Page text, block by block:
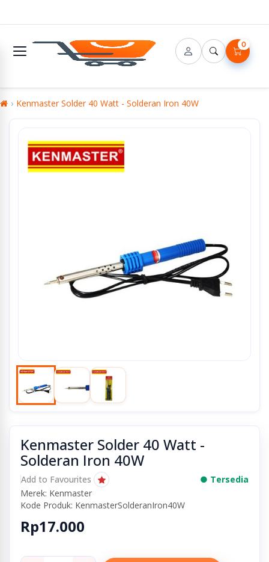
0
Kenmaster Solder 40 Watt - Solderan Iron 40W
Kenmaster Solder 40 Watt -
Solderan Iron 40W
Add to Favourites
● Tersedia
Merek: Kenmaster
Kode Produk: KenmasterSolderanIron40W
Rp17.000